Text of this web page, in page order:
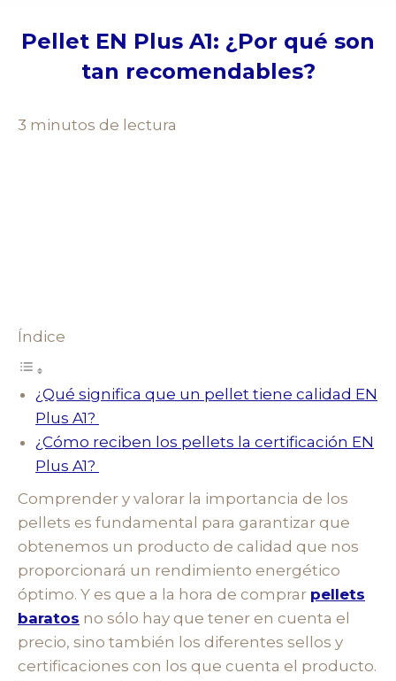
Pellet EN Plus A1: ¿Por qué son
tan recomendables?
3 minutos de lectura
Índice
¿Qué significa que un pellet tiene calidad EN
Plus A1?
¿Cómo reciben los pellets la certificación EN
Plus A1?
Comprender y valorar la importancia de los
pellets es fundamental para garantizar que
obtenemos un producto de calidad que nos
proporcionará un rendimiento energético
óptimo. Y es que a la hora de comprar pellets
baratos no sólo hay que tener en cuenta el
precio, sino también los diferentes sellos y
certificaciones con los que cuenta el producto.